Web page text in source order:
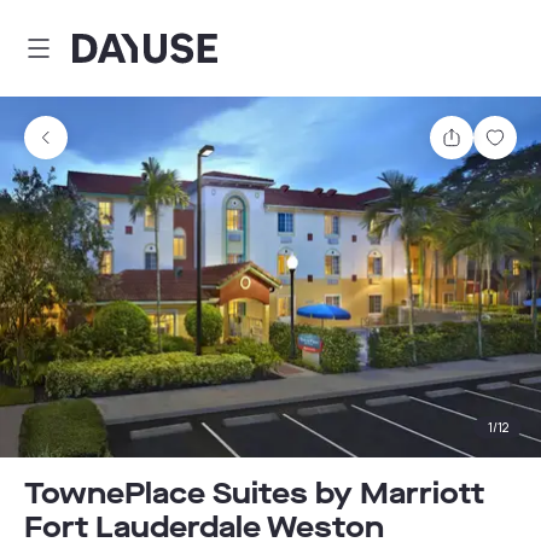
Dayuse
Teilen
1/12
TownePlace Suites by Marriott
Fort Lauderdale Weston